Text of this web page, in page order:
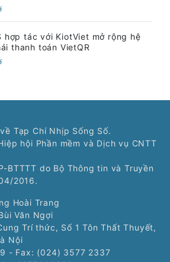
hợp tác với KiotViet mở rộng hệ
thanh toán VietQR
Tạp Chí Nhịp Sống Số.
hội Phần mềm và Dịch vụ CNTT
BTTTT do Bộ Thông tin và Truyền
2016.
Hoài Trang
Văn Ngợi
Trí thức, Số 1 Tôn Thất Thuyết,
Nội
- Fax: (024) 3577 2337